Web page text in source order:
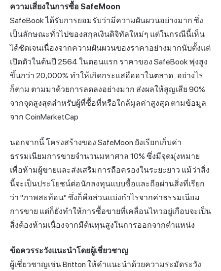
ความเสี่ยงในการซื้อ SafeMoon
SafeBook ได้รับการยอมรับว่ามีความผันผวนอย่างมาก ซึ่ง
เป็นลักษณะทั่วไปของสกุลเงินดิจิทัลใหม่ๆ แต่ในกรณีนี้เห็น
ได้ชัดเจนเนื่องจากความผันผวนของราคาอย่างมากนับตั้งแต่
เปิดตัวในต้นปี 2564 ในตอนแรก ราคาของ SafeBook พุ่งสูง
ขึ้นกว่า 20,000% ทำให้เกิดกระแสฮือฮาในตลาด . อย่างไร
ก็ตาม ตามมาด้วยการลดลงอย่างมาก ส่งผลให้สูญเสีย 90%
จากจุดสูงสุดสำหรับผู้ที่ซื้อที่หรือใกล้มูลค่าสูงสุด ตามข้อมูล
จาก CoinMarketCap
นอกจากนี้ โครงสร้างของ SafeMoon ยังเรียกเก็บค่า
ธรรมเนียมการขายจำนวนมหาศาล 10% ซึ่งมีจุดมุ่งหมาย
เพื่อห้ามผู้ขายและส่งเสริมการถือครองในระยะยาว แม้ว่าสิ่ง
นี้จะเป็นประโยชน์ต่อนักลงทุนแบบซื้อและถือผ่านสิ่งที่เรียก
ว่า "ภาพสะท้อน" ซึ่งก็คือส่วนแบ่งกำไรจากค่าธรรมเนียม
การขาย แต่ก็ยังทำให้การซื้อขายที่เคลื่อนไหวอยู่เกือบจะเป็น
สิ่งต้องห้ามเนื่องจากมีต้นทุนสูงในการออกจากตำแหน่ง
ข้อควรระวังแนะนำโดยผู้เชี่ยวชาญ
ผู้เชี่ยวชาญเช่น Britton ให้คำแนะนำด้วยความระมัดระวัง